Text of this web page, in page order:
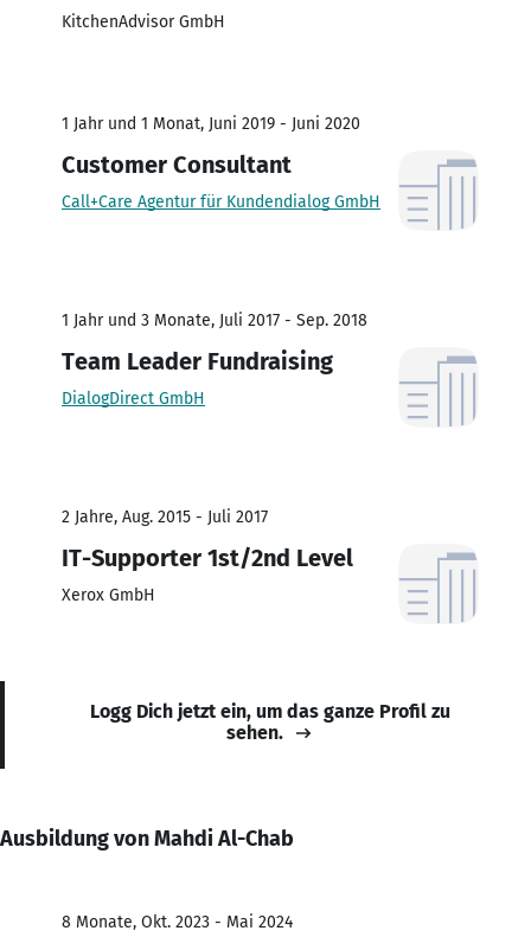
KitchenAdvisor GmbH
1 Jahr und 1 Monat, Juni 2019 - Juni 2020
Customer Consultant
Call+Care Agentur für Kundendialog GmbH
1 Jahr und 3 Monate, Juli 2017 - Sep. 2018
Team Leader Fundraising
DialogDirect GmbH
2 Jahre, Aug. 2015 - Juli 2017
IT-Supporter 1st/2nd Level
Xerox GmbH
Logg Dich jetzt ein, um das ganze Profil zu
sehen.
Ausbildung von Mahdi Al-Chab
8 Monate, Okt. 2023 - Mai 2024